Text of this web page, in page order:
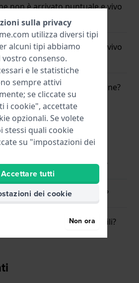
non è arrivato puntuale e vivo
Quando lo riceverò?
non è arrivato puntuale e vivo
lo riceverò?
pagare tasse d'importazione?
se non ricevo il mio ordine?
lo stato del mio ordine?
spedizione sono rimborsabili?
sulla privacy
utilizza diversi tipi
alcuni tipi abbiamo
consenso.
e le statistiche
sempre attivi
se cliccate su
i cookie", accettate
opzionali. Se volete
stessi quali cookie
su "impostazioni dei
Accettare tutti
dei cookie
Non ora